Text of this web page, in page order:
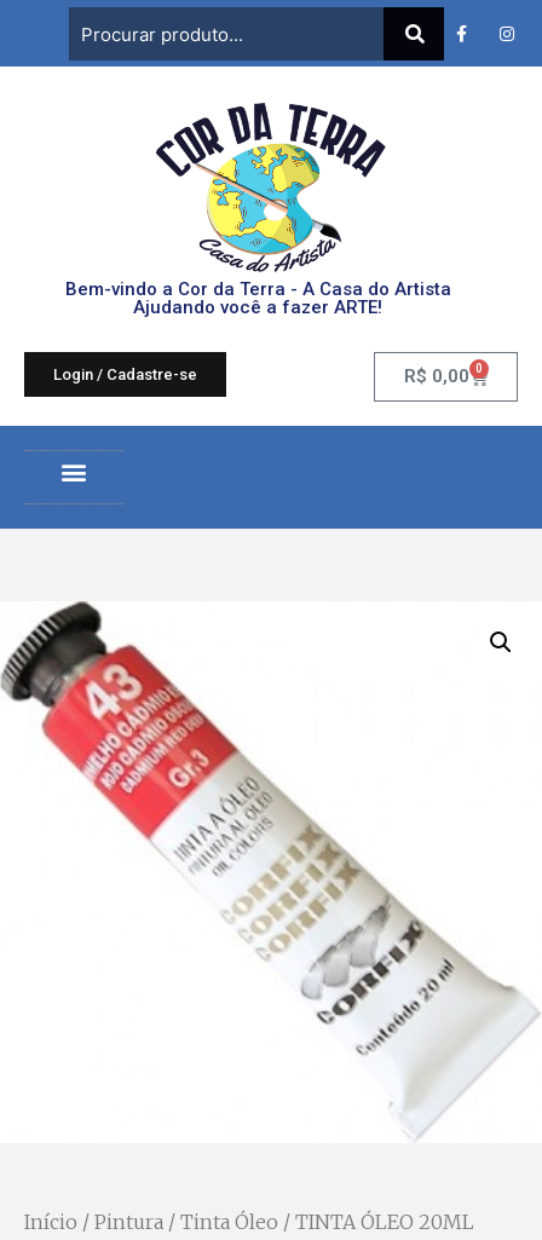
Bem-vindo a Cor da Terra - A Casa do Artista
Ajudando você a fazer ARTE!
Login / Cadastre-se R$ 0,00 0
Início / Pintura / Tinta Óleo / TINTA ÓLEO 20ML